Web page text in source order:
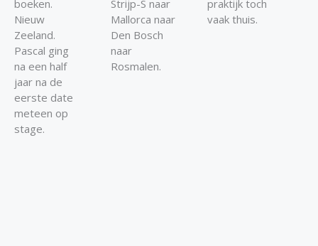
boeken.
Nieuw
Zeeland.
Pascal ging
na een half
jaar na de
eerste date
meteen op
stage.
Strijp-S naar
Mallorca naar
Den Bosch
naar
Rosmalen.
praktijk toch
vaak thuis.